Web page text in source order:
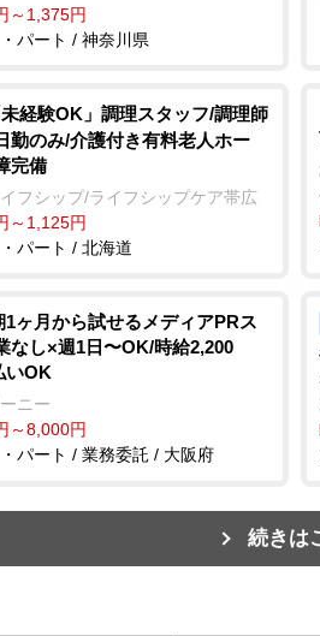
～1,375円
パート / 神奈川県
未経験OK」調理スタッフ/調理師
勤のみ/介護付き有料老人ホー
完備
フシップ/ライフシップケア帯広
～1,125円
パート / 北海道
1ヶ月から試せるメディアPRス
なし×週1日〜OK/時給2,200
いOK
ニー
～8,000円
パート / 業務委託 / 大阪府
続きは